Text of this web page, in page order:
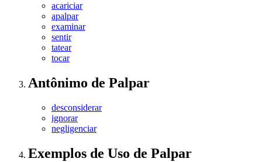
acariciar
apalpar
examinar
sentir
tatear
tocar
Antônimo de Palpar
desconsiderar
ignorar
negligenciar
Exemplos de Uso de Palpar